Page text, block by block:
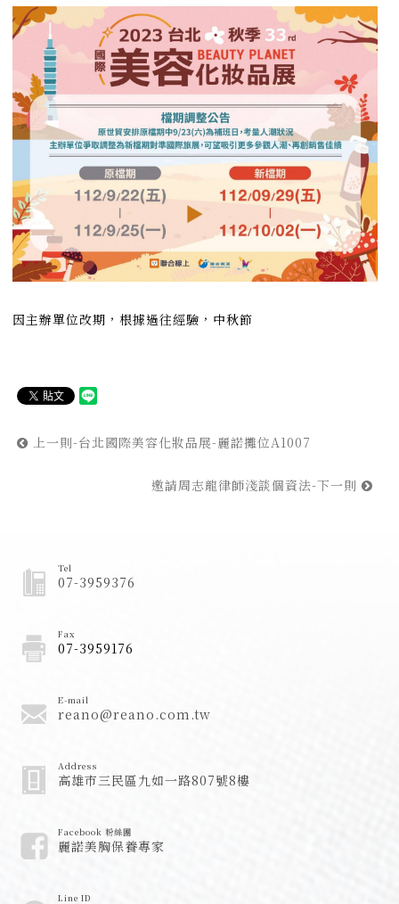
因主辦單位改期，根據過往經驗，中秋節
上一則-台北國際美容化妝品展-麗諾攤位A1007
邀請周志龍律師淺談個資法-下一則
Tel
07-3959376
Fax
07-3959176
E-mail
reano@reano.com.tw
Address
高雄市三民區九如一路807號8樓
Facebook 粉絲團
麗諾美胸保養專家
Line ID